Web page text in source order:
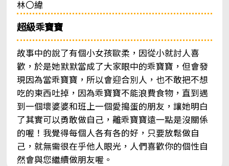
林〇緯
超級乖寶寶
故事中的說了有個小女孩歐柔，因從小就討人喜
歡，於是她默默當成了大家眼中的乖寶寶，但會發
現因為當乖寶寶，所以會迎合別人，也不敢把不想
吃的東西吐掉，因為乖寶寶不能浪費食物，直到遇
到一個壞婆婆和班上一個愛搗蛋的朋友，讓她明白
了其實可以勇敢做自己，離乖寶寶遠一點是沒關係
的喔！我覺得每個人各有各的好，只要放鬆做自
己，就無需很在乎他人眼光，人們喜歡你的個性自
然會與您繼續做朋友喔。